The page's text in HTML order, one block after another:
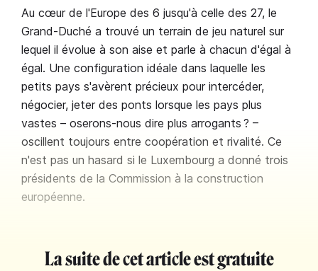
Au cœur de l'Europe des 6 jusqu'à celle des 27, le
Grand-Duché a trouvé un terrain de jeu naturel sur
lequel il évolue à son aise et parle à chacun d'égal à
égal. Une configuration idéale dans laquelle les
petits pays s'avèrent précieux pour intercéder,
négocier, jeter des ponts lorsque les pays plus
vastes – oserons-nous dire plus arrogants ? –
oscillent toujours entre coopération et rivalité. Ce
n'est pas un hasard si le Luxembourg a donné trois
présidents de la Commission à la construction
européenne.
La suite de cet article est gratuite